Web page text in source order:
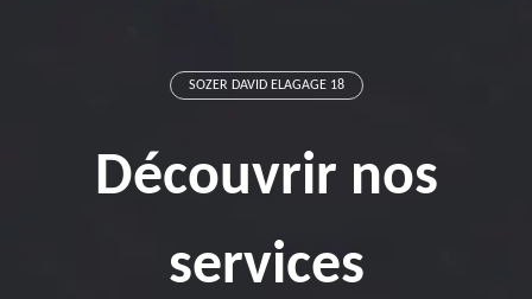
SOZER DAVID ELAGAGE 18
Découvrir nos
services